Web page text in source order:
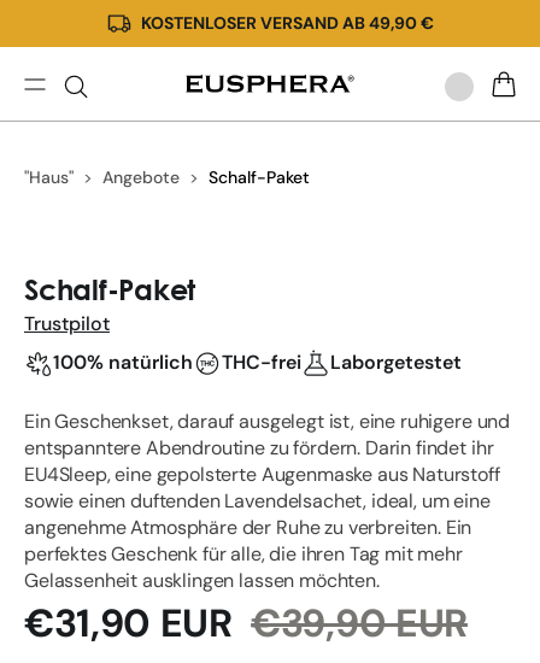
zum
Inhalt
KOSTENLOSER VERSAND AB 49,90 €
"Haus" Angebote Schalf-Paket
Produktinformationen
springen
Schalf-Paket
Trustpilot
100% natürlich
THC-frei Laborgetestet
Ein Geschenkset, darauf ausgelegt ist, eine ruhigere und
entspanntere Abendroutine zu fördern. Darin findet ihr
EU4Sleep, eine gepolsterte Augenmaske aus Naturstoff
sowie einen duftenden Lavendelsachet, ideal, um eine
angenehme Atmosphäre der Ruhe zu verbreiten. Ein
perfektes Geschenk für alle, die ihren Tag mit mehr
Gelassenheit ausklingen lassen möchten.
Verkaufspreis
€31,90 EUR
Normaler
Preis
€39,90 EUR